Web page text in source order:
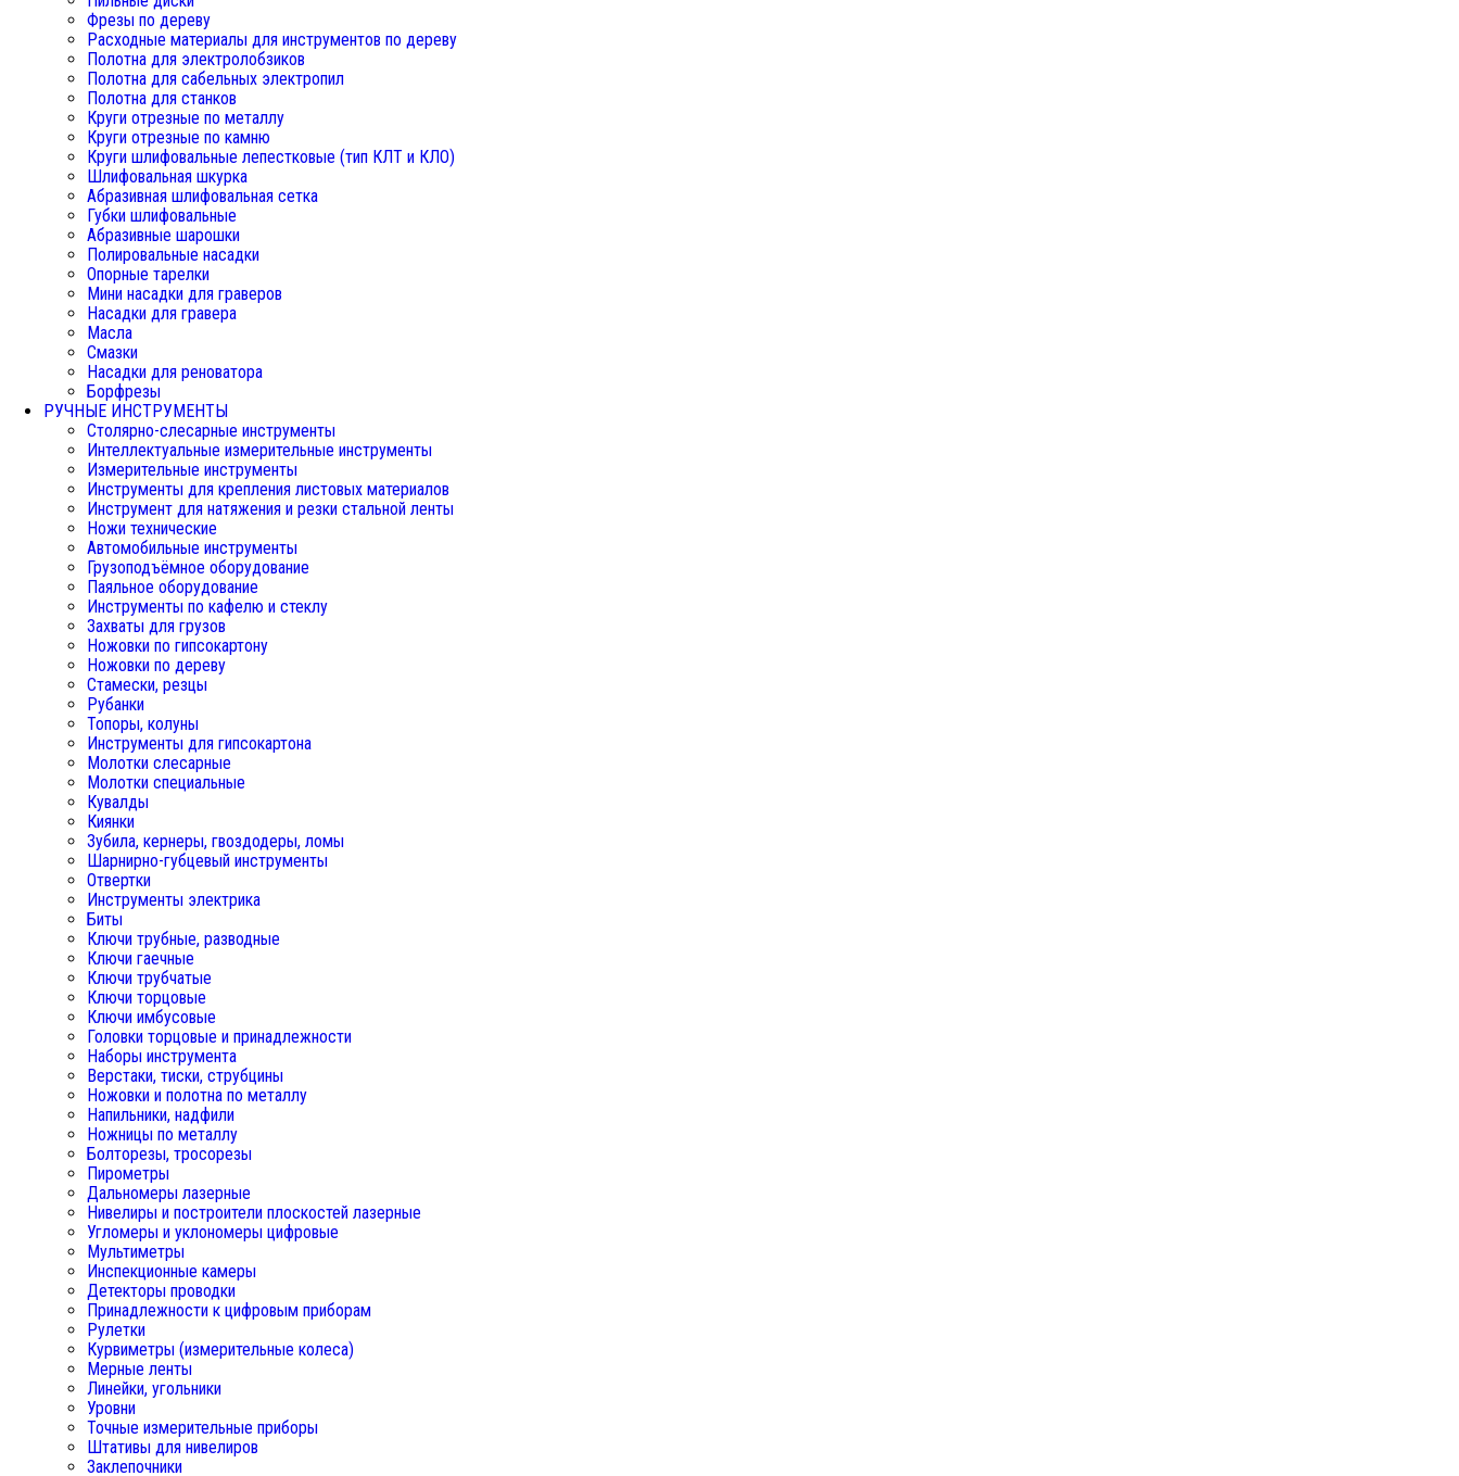
Фрезы по дереву
Расходные материалы для инструментов по дереву
Полотна для электролобзиков
Полотна для сабельных электропил
Полотна для станков
Круги отрезные по металлу
Круги отрезные по камню
Круги шлифовальные лепестковые (тип КЛТ и КЛО)
Шлифовальная шкурка
Абразивная шлифовальная сетка
Губки шлифовальные
Абразивные шарошки
Полировальные насадки
Опорные тарелки
Мини насадки для граверов
Насадки для гравера
Масла
Смазки
Насадки для реноватора
Борфрезы
РУЧНЫЕ ИНСТРУМЕНТЫ
Столярно-слесарные инструменты
Интеллектуальные измерительные инструменты
Измерительные инструменты
Инструменты для крепления листовых материалов
Инструмент для натяжения и резки стальной ленты
Ножи технические
Автомобильные инструменты
Грузоподъёмное оборудование
Паяльное оборудование
Инструменты по кафелю и стеклу
Захваты для грузов
Ножовки по гипсокартону
Ножовки по дереву
Стамески, резцы
Рубанки
Топоры, колуны
Инструменты для гипсокартона
Молотки слесарные
Молотки специальные
Кувалды
Киянки
Зубила, кернеры, гвоздодеры, ломы
Шарнирно-губцевый инструменты
Отвертки
Инструменты электрика
Биты
Ключи трубные, разводные
Ключи гаечные
Ключи трубчатые
Ключи торцовые
Ключи имбусовые
Головки торцовые и принадлежности
Наборы инструмента
Верстаки, тиски, струбцины
Ножовки и полотна по металлу
Напильники, надфили
Ножницы по металлу
Болторезы, тросорезы
Пирометры
Дальномеры лазерные
Нивелиры и построители плоскостей лазерные
Угломеры и уклономеры цифровые
Мультиметры
Инспекционные камеры
Детекторы проводки
Принадлежности к цифровым приборам
Рулетки
Курвиметры (измерительные колеса)
Мерные ленты
Линейки, угольники
Уровни
Точные измерительные приборы
Штативы для нивелиров
Заклепочники